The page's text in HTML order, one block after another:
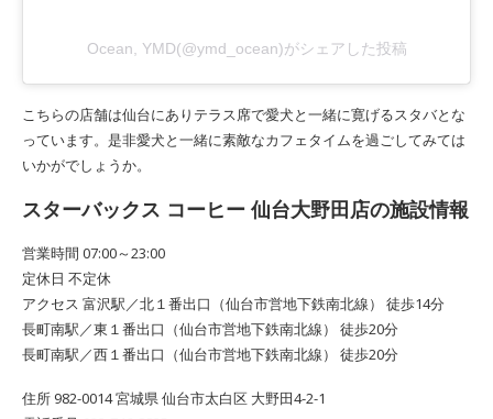
Ocean, YMD(@ymd_ocean)がシェアした投稿
こちらの店舗は仙台にありテラス席で愛犬と一緒に寛げるスタバとな
っています。是非愛犬と一緒に素敵なカフェタイムを過ごしてみては
いかがでしょうか。
スターバックス コーヒー 仙台大野田店の施設情報
営業時間 07:00～23:00
定休日 不定休
アクセス 富沢駅／北１番出口（仙台市営地下鉄南北線） 徒歩14分
長町南駅／東１番出口（仙台市営地下鉄南北線） 徒歩20分
長町南駅／西１番出口（仙台市営地下鉄南北線） 徒歩20分
住所 982-0014 宮城県 仙台市太白区 大野田4-2-1